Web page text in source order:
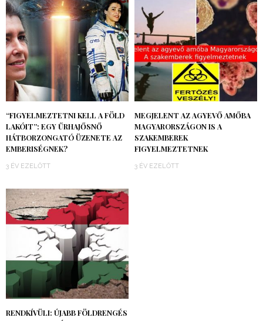
“FIGYELMEZTETNI KELL A FÖLD
LAKÓIT”: EGY ŰRHAJŐSNŐ
HÁTBORZONGATÓ ÜZENETE AZ
EMBERISÉGNEK?
3 ÉV EZELŐTT
MEGJELENT AZ AGYEVŐ AMŐBA
MAGYARORSZÁGON IS A
SZAKEMBEREK
FIGYELMEZTETNEK
3 ÉV EZELŐTT
RENDKÍVÜLI: ÚJABB FÖLDRENGÉS